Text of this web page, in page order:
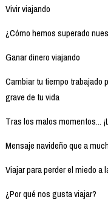
Vivir viajando
¿Cómo hemos superado
Ganar dinero viajando
Cambiar tu tiempo trabajado
grave de tu vida
Tras los malos momentos...
Mensaje navideño que a
Viajar para perder el miedo a
¿Por qué nos gusta viajar?